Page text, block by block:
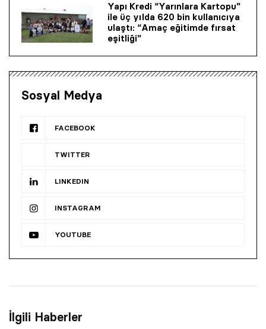
Yapı Kredi “Yarınlara Kartopu”
ile üç yılda 620 bin kullanıcıya
ulaştı: “Amaç eğitimde fırsat
eşitliği”
Sosyal Medya
FACEBOOK
TWITTER
LINKEDIN
INSTAGRAM
YOUTUBE
İlgili Haberler